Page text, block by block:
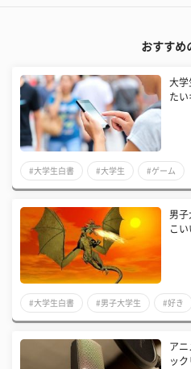
おすすめ
大学
たい
#大学生白書 #大学生 #ゲーム
男子
こ
#大学生白書 #男子大学生 #好き
アニ
ッ